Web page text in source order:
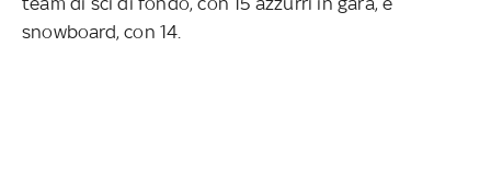
snowboard, con 14.